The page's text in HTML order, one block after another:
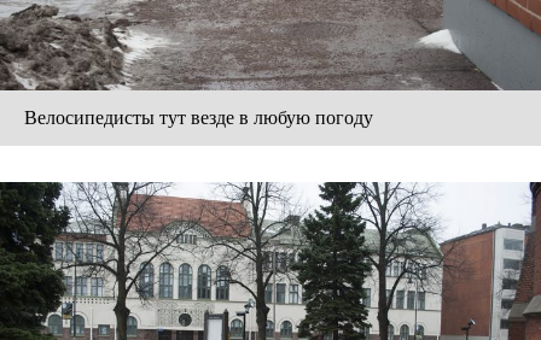
Велосипедисты тут везде в любую погоду